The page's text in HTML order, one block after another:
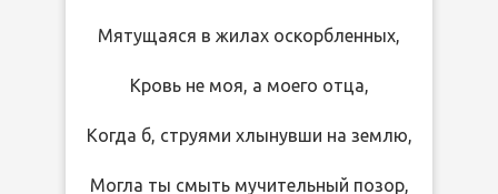
Мятущаяся в жилах оскорбленных,
Кровь не моя, а моего отца,
Когда б, струями хлынувши на землю,
Могла ты смыть мучительный позор,